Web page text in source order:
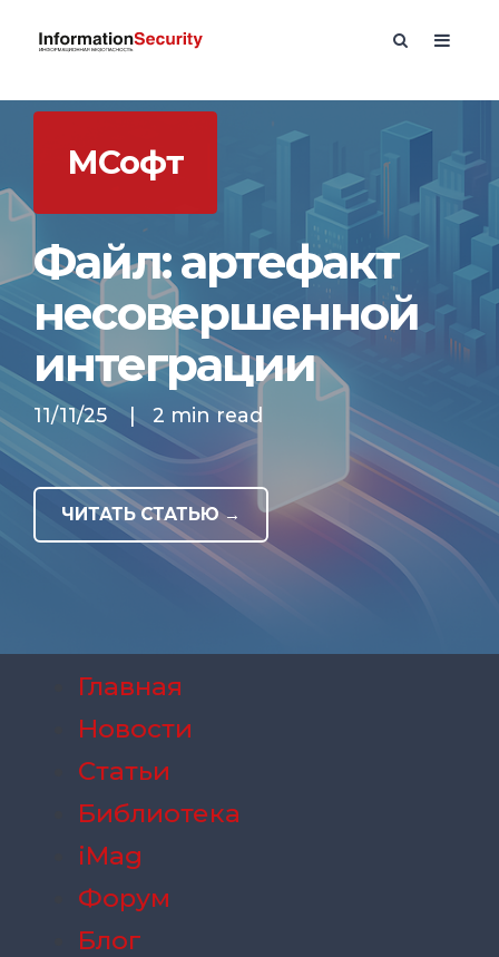
МСофт
Файл: артефакт
несовершенной
интеграции
11/11/25 | 2 min read
ЧИТАТЬ СТАТЬЮ →
Главная
Новости
Статьи
Библиотека
iMag
Форум
Блог